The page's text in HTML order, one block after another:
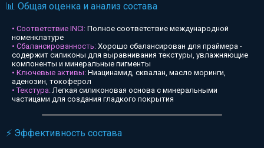
📊 Общая оценка и анализ состава
• Соответствие INCI: Полное соответствие международной
номенклатуре
• Сбалансированность: Хорошо сбалансирован для праймера -
содержит силиконы для выравнивания текстуры, увлажняющие
компоненты и минеральные пигменты
• Ключевые активы: Ниацинамид, сквалан, масло моринги,
аденозин, токоферол
• Текстура:Легкая силиконовая основа с минеральными
частицами для создания гладкого покрытия
⚡ Эффективность состава